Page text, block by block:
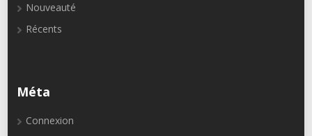
Nouveauté
Récents
Méta
Connexion